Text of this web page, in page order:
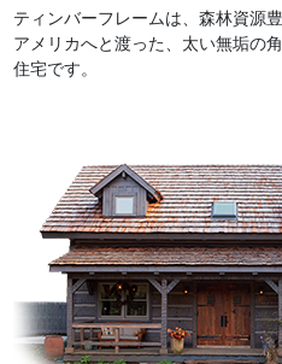
ティンバーフレームは、森林資源
アメリカへと渡った、太い無垢の
住宅です。